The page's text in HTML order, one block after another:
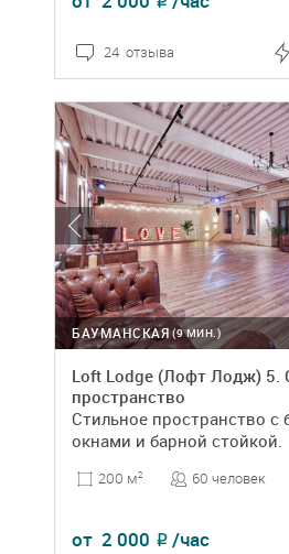
24 отзыва
(9 МИН.)
БАУМАНСКАЯ
Loft Lodge (Лофт Лодж) 5.
пространство
Стильное пространство с
окнами и барной стойкой.
200 м2 60 человек
от 2 000 ₽ /час